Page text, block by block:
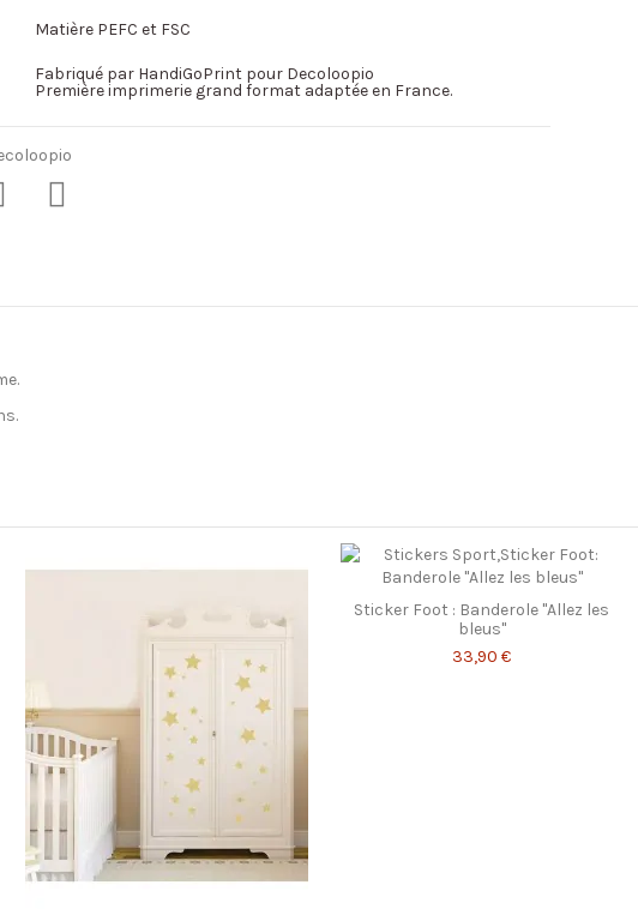
Matière PEFC et FSC
Fabriqué par HandiGoPrint pour Decoloopio
Première imprimerie grand format adaptée en France.
Fabriqué par une entreprise adaptée
Imprimeur IMPRIM'VERT
France
Encres à base d'eau sans solvant ni composant organique
particulièrement adaptées aux écoles, crèches et hôpitaux
Sticker Foot : Banderole "Allez les
bleus"
33,90 €